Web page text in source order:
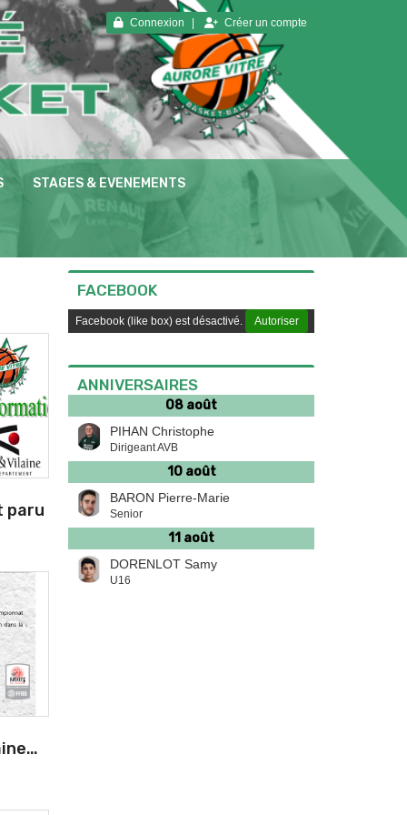
Connexion Créer un compte
STAGES & EVENEMENTS
paru
FACEBOOK
Facebook (like box) est désactivé. Autoriser
ANNIVERSAIRES
08 août
PIHAN Christophe
Dirigeant AVB
10 août
BARON Pierre-Marie
Senior
11 août
DORENLOT Samy
U16